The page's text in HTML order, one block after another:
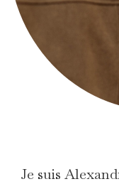
Je suis